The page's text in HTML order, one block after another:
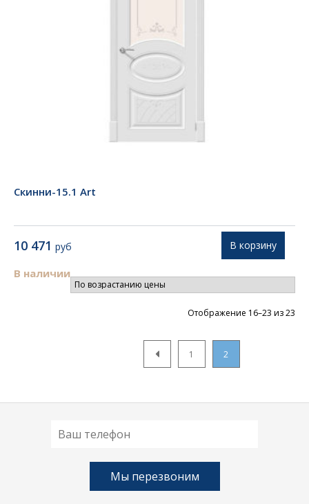
Скинни-15.1 Аrt
10 471 руб
В наличии
В корзину
Отображение 16–23 из 23
1
2